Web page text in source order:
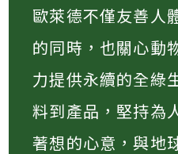
歐萊德不僅友善人
的同時，也關心動
力提供永續的全綠
料到產品，堅持為
著想的心意，與地